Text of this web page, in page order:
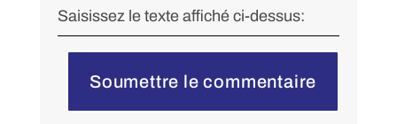
Soumettre le commentaire